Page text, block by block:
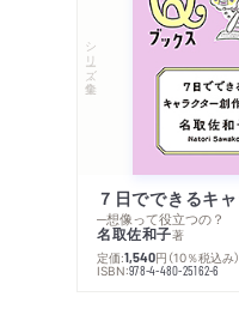
シリーズ・全集
─想像って役立つの？
名取佐和子著
定価:1,540円 （10％税込み）
ISBN:978-4-480-25162-6